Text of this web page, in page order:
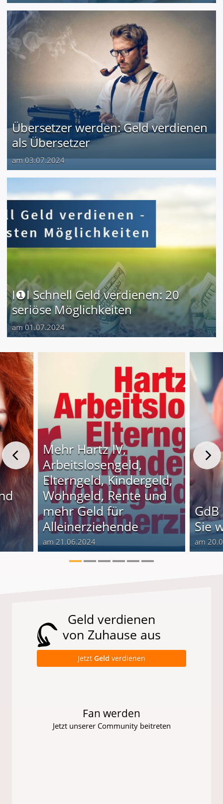
Übersetzer werden: Geld verdienen
als Übersetzer
am 03.07.2024
I❶I Schnell Geld verdienen: 20
seriöse Möglichkeiten
am 01.07.2024
Mehr Hartz IV,
Arbeitslosengeld,
Elterngeld, Kindergeld,
Wohngeld, Rente und
mehr Geld für
Alleinerziehende
am 21.06.2024
Sie
am
Geld verdienen
von Zuhause aus
Jetzt Geld verdienen
Fan werden
Jetzt unserer Community beitreten